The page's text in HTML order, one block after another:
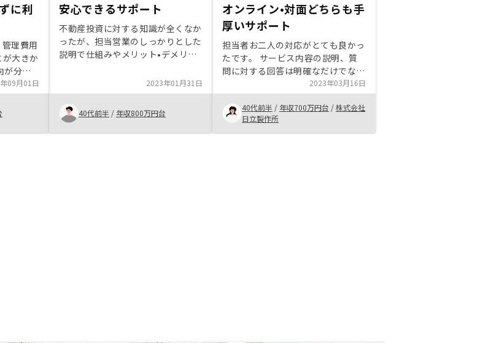
に利
理費用
大きか
が分か
どうか不
して決め
他社
任せで
す。
09月01日
安心できるサポート
不動産投資に対する知識が全くなか
ったが、担当営業のしっかりとした
説明で仕組みやメリット•デメリッ
導入後の管理面もアプリ等でフォロ
ーされていて安心できる材料だと感
じた。
2023年01月31日
40代前半 / 年収800万円台
オンライン•対面どちらも手
厚いサポート
担当者お二人の対応がとても良かっ
たです。 サービス内容の説明、質
問に対する回答は明確なだけでなく
スピード感もありました。 契約時
の書類に記入漏れをしてしまってい
たのですが、自宅近くまで来て対応
いただいたお陰で間に合わせること
もできました。 今後は確定申告提
2023年03月16日
40代前半 / 年収700万円台 /株式会社
日立製作所